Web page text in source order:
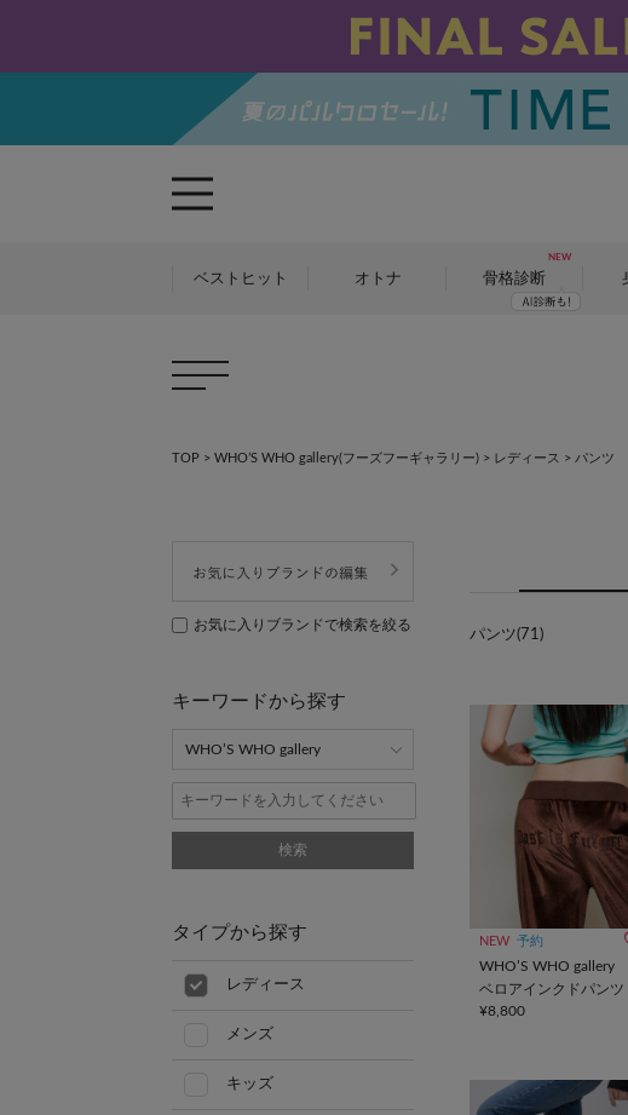
ベストヒット オトナ 骨格診断
TOP > WHO’S WHO gallery(フーズフーギャラリー) > レディース > パンツ
パンツ(71)
NEW 予約
WHO’S WHO gallery
ベロアインクドパンツ
¥8,800
お気に入りブランドで検索を絞る
キーワードから探す
検索
タイプから探す
レディース
メンズ
キッズ